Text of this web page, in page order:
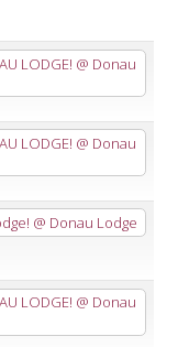
LODGE! @ Donau
LODGE! @ Donau
@ Donau Lodge
LODGE! @ Donau